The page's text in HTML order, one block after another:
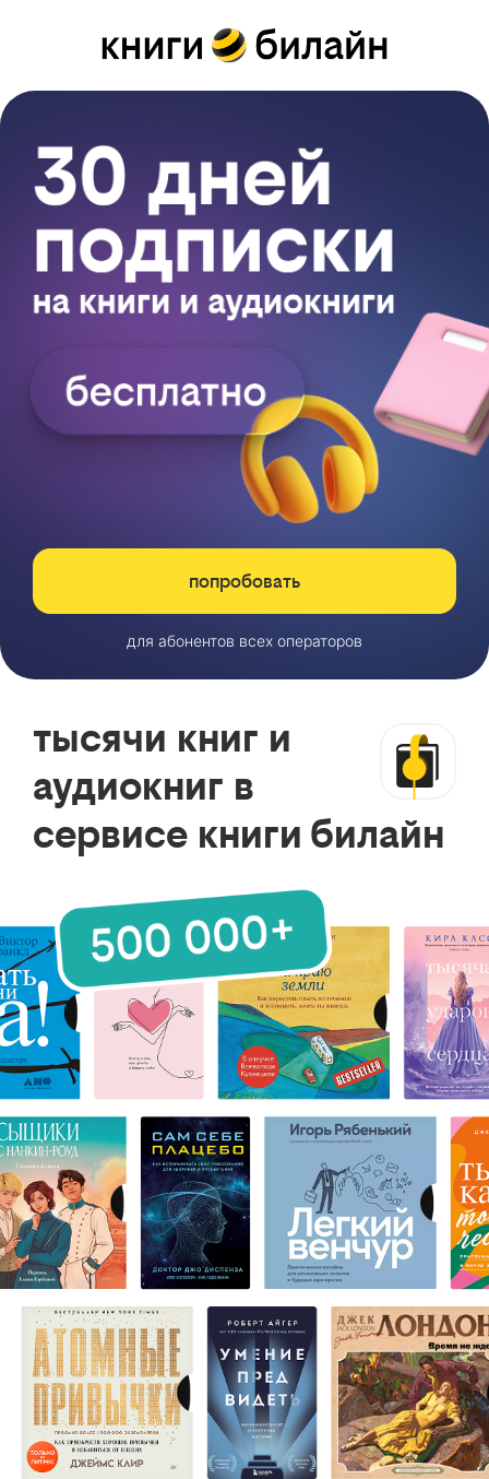
попробовать
для абонентов всех операторов
тысячи книг и
аудиокниг в
сервисе книги билайн